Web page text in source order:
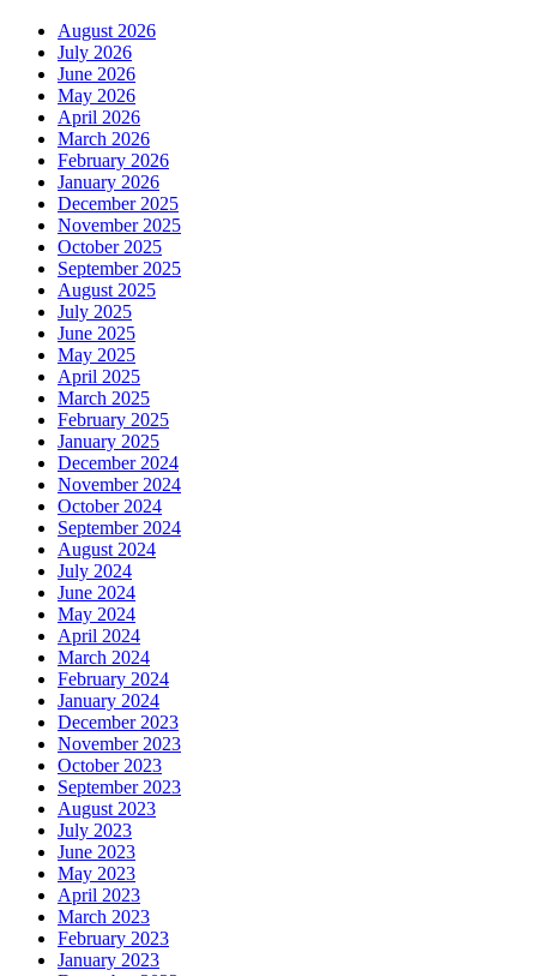
August 2026
July 2026
June 2026
May 2026
April 2026
March 2026
February 2026
January 2026
December 2025
November 2025
October 2025
September 2025
August 2025
July 2025
June 2025
May 2025
April 2025
March 2025
February 2025
January 2025
December 2024
November 2024
October 2024
September 2024
August 2024
July 2024
June 2024
May 2024
April 2024
March 2024
February 2024
January 2024
December 2023
November 2023
October 2023
September 2023
August 2023
July 2023
June 2023
May 2023
April 2023
March 2023
February 2023
January 2023